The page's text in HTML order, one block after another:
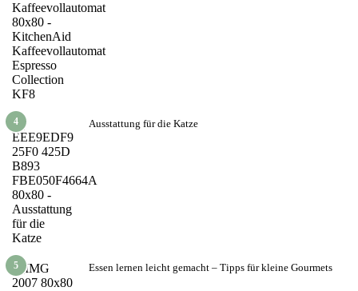
4 Ausstattung für die Katze
5 Essen lernen leicht gemacht – Tipps für kleine Gourmets